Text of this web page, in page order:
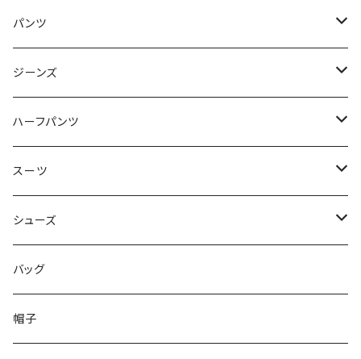
50/XL～
48/L
50/XL～
46/M
48/L
50/XL～
～44/S
46/M
48/L
50/XL～
パンツ
～44/S
46/M
48/L
50/XL～
ジーンズ
～44/S
46/M
48/L
50/XL～
ハーフパンツ
～44/S
46/M
48/L
50/XL～
スーツ
～44/S
46/M
48/L
シューズ
～25.5cm
26cm～
バッグ
帽子